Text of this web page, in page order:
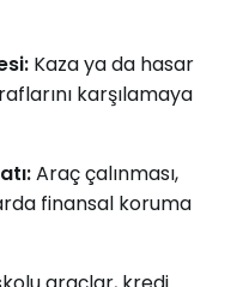
Kaza ya da hasar
karşılamaya
Araç çalınması,
finansal koruma